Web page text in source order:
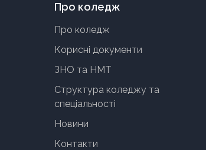
Про коледж
Про коледж
Корисні документи
ЗНО та НМТ
Структура коледжу та
спеціальності
Новини
Контакти